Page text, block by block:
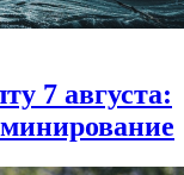
7 августа: